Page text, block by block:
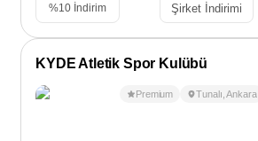
%10 İndirim Şirket İndirimi
KYDE Atletik Spor Kulübü
Premium Tunalı ,Ankara